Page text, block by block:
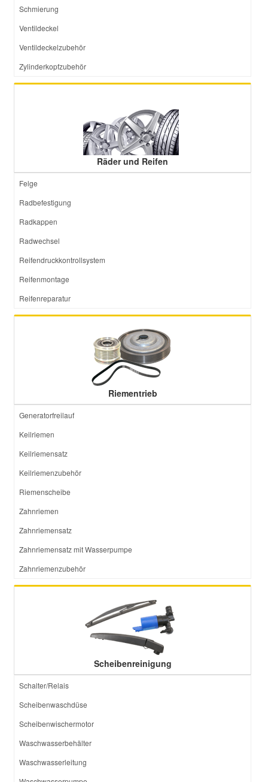
Schmierung
Ventildeckel
Ventildeckelzubehör
Zylinderkopfzubehör
Räder und Reifen
Felge
Radbefestigung
Radkappen
Radwechsel
Reifendruckkontrollsystem
Reifenmontage
Reifenreparatur
Riementrieb
Generatorfreilauf
Keilriemen
Keilriemensatz
Keilriemenzubehör
Riemenscheibe
Zahnriemen
Zahnriemensatz
Zahnriemensatz mit Wasserpumpe
Zahnriemenzubehör
Scheibenreinigung
Schalter/Relais
Scheibenwaschdüse
Scheibenwischermotor
Waschwasserbehälter
Waschwasserleitung